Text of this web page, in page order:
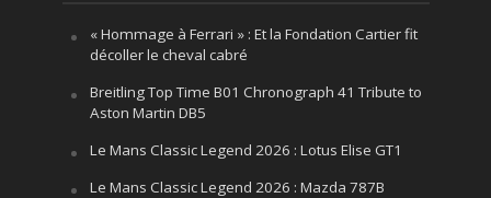
« Hommage à Ferrari » : Et la Fondation Cartier fit
décoller le cheval cabré
Breitling Top Time B01 Chronograph 41 Tribute to
Aston Martin DB5
Le Mans Classic Legend 2026 : Lotus Elise GT1
Le Mans Classic Legend 2026 : Mazda 787B